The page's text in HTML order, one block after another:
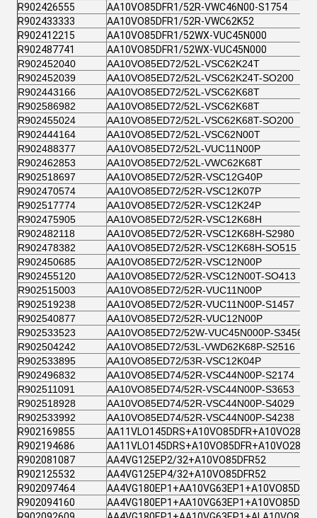
R902426555
AA10VO85DFR1/52R-VWC46N00-S1754
R902433333
AA10VO85DFR1/52R-VWC62K52
R902412215
AA10VO85DFR1/52WX-VUC45N000
R902487741
AA10VO85DFR1/52WX-VUC45N000
R902452040
AA10VO85ED72/52L-VSC62K24T
R902452039
AA10VO85ED72/52L-VSC62K24T-SO200
R902443166
AA10VO85ED72/52L-VSC62K68T
R902586982
AA10VO85ED72/52L-VSC62K68T
R902455024
AA10VO85ED72/52L-VSC62K68T-SO200
R902444164
AA10VO85ED72/52L-VSC62N00T
R902488377
AA10VO85ED72/52L-VUC11N00P
R902462853
AA10VO85ED72/52L-VWC62K68T
R902518697
AA10VO85ED72/52R-VSC12G40P
R902470574
AA10VO85ED72/52R-VSC12K07P
R902517774
AA10VO85ED72/52R-VSC12K24P
R902475905
AA10VO85ED72/52R-VSC12K68H
R902482118
AA10VO85ED72/52R-VSC12K68H-S2980
R902478382
AA10VO85ED72/52R-VSC12K68H-SO515
R902450685
AA10VO85ED72/52R-VSC12N00P
R902455120
AA10VO85ED72/52R-VSC12N00T-SO413
R902515003
AA10VO85ED72/52R-VUC11N00P
R902519238
AA10VO85ED72/52R-VUC11N00P-S1457
R902540877
AA10VO85ED72/52R-VUC12N00P
R902533523
AA10VO85ED72/52W-VUC45N000P-S3456
R902504242
AA10VO85ED72/53L-VWD62K68P-S2516
R902533895
AA10VO85ED72/53R-VSC12K04P
R902496832
AA10VO85ED74/52R-VSC44N00P-S2174
R902511091
AA10VO85ED74/52R-VSC44N00P-S3653
R902518928
AA10VO85ED74/52R-VSC44N00P-S4029
R902533992
AA10VO85ED74/52R-VSC44N00P-S4238
R902169855
R902194686
AA11VLO145DRS+A10VO85DFR+A10VO28DR
R902081087
AA4VG125EP2/32+A10VO85DFR52
R902125532
AA4VG125EP4/32+A10VO85DFR52
R902097464
AA4VG180EP1+AA10VG63EP1+A10VO85DFR-
R902094160
AA4VG180EP1+AA10VG63EP1+A10VO85DFR-